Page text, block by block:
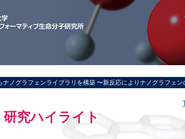
ナノグラフェンライブラリを構築 〜新反応によりナノグラフェ
研究ハイライト